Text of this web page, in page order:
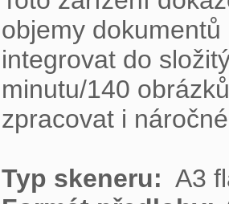
objemy
integrovat do
minutu/140
zpracovat i
Typ skeneru: